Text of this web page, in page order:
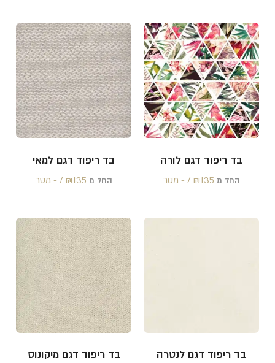
בד ריפוד דגם לורה
החל מ ₪135 /‏‏‎ ‎- מטר
בד ריפוד דגם למאי
החל מ ₪135 /‏‏‎ ‎- מטר
בד ריפוד דגם לנטרה בד ריפוד דגם מיקונוס